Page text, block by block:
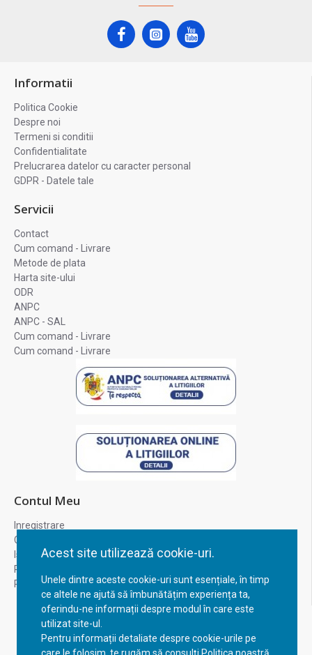
Acest site utilizează cookie-uri.
Unele dintre aceste cookie-uri sunt esențiale, în timp
ce altele ne ajută să îmbunătățim experiența ta,
oferindu-ne informații despre modul în care este
utilizat site-ul.
Pentru informații detaliate despre cookie-urile pe
Informatii
Politica Cookie
Despre noi
Termeni si conditii
Confidentialitate
Prelucrarea datelor cu caracter personal
GDPR - Datele tale
Servicii
Contact
Cum comand - Livrare
Metode de plata
Harta site-ului
ODR
ANPC
ANPC - SAL
Cum comand - Livrare
Cum comand - Livrare
Contul Meu
Inregistrare
Contul meu
Istoric comenzi
Recuperare parola
Returnare produs